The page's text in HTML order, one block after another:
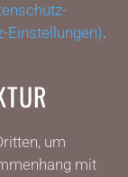
Einstellungen).
um
mit